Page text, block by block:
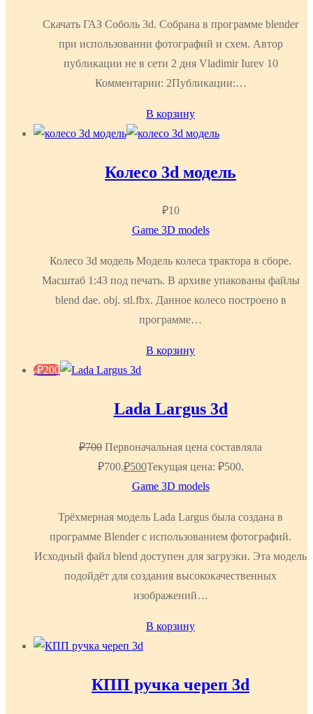
Скачать ГАЗ Соболь 3d. Собрана в программе blender
при использовании фотографий и схем. Автор
публикации не в сети 2 дня Vladimir Iurev 10
Комментарии: 2Публикации:…
В корзину
Колесо 3d модель
₽10
Game 3D models
Колесо 3d модель Модель колеса трактора в сборе.
Масштаб 1:43 под печать. В архиве упакованы файлы
blend dae. obj. stl.fbx. Данное колесо построено в
программе…
В корзину
-₽200
Lada Largus 3d
₽700 Первоначальная цена составляла
₽700.₽500Текущая цена: ₽500.
Game 3D models
Трёхмерная модель Lada Largus была создана в
программе Blender с использованием фотографий.
Исходный файл blend доступен для загрузки. Эта модель
подойдёт для создания высококачественных
изображений…
В корзину
КПП ручка череп 3d